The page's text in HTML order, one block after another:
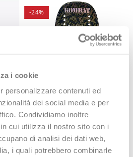
i cookie
personalizzare contenuti ed
dei social media e per
Condividiamo inoltre
cui utilizza il nostro sito con i
di analisi dei dati web,
i quali potrebbero combinarle
-24%
Quicksand Kombat 2025
219,00 €
167,90 €